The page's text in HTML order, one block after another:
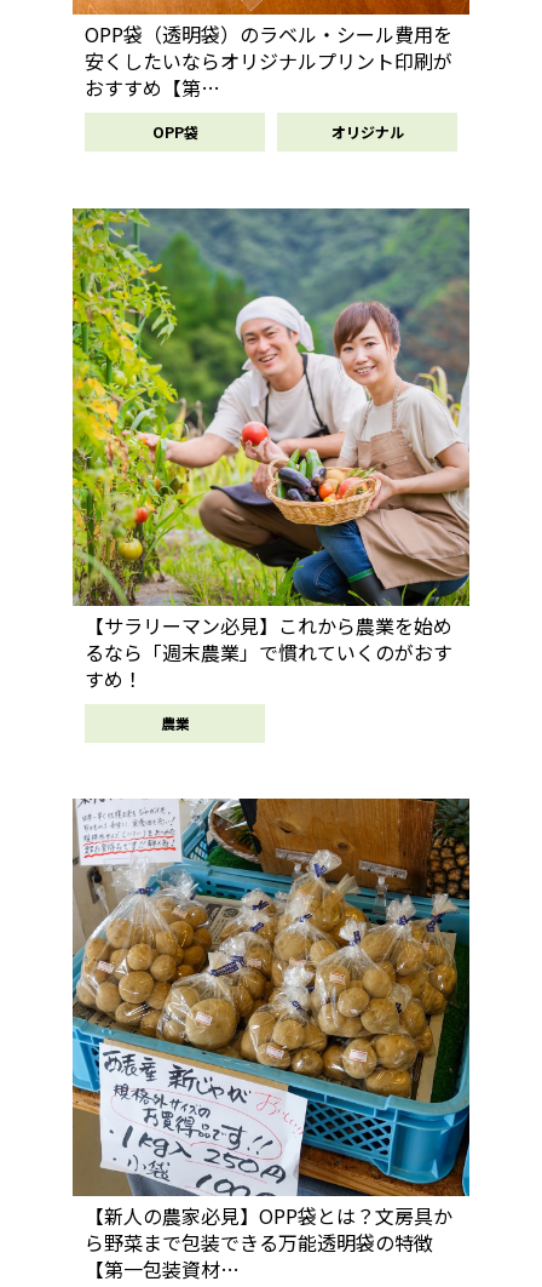
OPP袋（透明袋）のラベル・シール費用を
安くしたいならオリジナルプリント印刷が
おすすめ【第…
OPP袋 オリジナル
【サラリーマン必見】これから農業を始め
るなら「週末農業」で慣れていくのがおす
すめ！
農業
【新人の農家必見】OPP袋とは？文房具か
ら野菜まで包装できる万能透明袋の特徴
【第一包装資材…